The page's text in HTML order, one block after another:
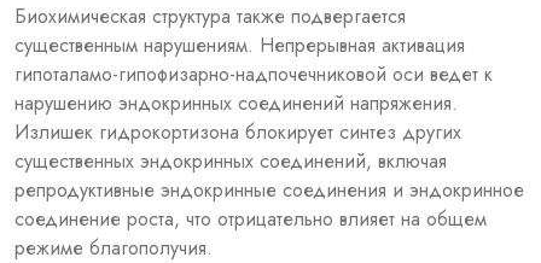
Биохимическая структура также подвергается
существенным нарушениям. Непрерывная активация
гипоталамо-гипофизарно-надпочечниковой оси ведет к
нарушению эндокринных соединений напряжения.
Излишек гидрокортизона блокирует синтез других
существенных эндокринных соединений, включая
репродуктивные эндокринные соединения и эндокринное
соединение роста, что отрицательно влияет на общем
режиме благополучия.